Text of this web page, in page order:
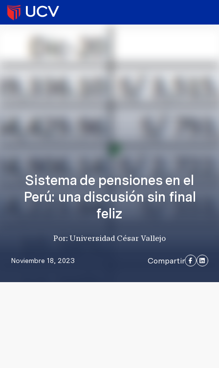
Sistema de pensiones en el
Perú: una discusión sin final
feliz
Por: Universidad César Vallejo
Noviembre 18, 2023 Compartir